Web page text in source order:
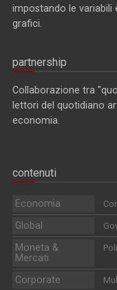
impostando le variabili
grafici.
partnership
Collaborazione tra
lettori del quotidiano
economia.
contenuti
Economia
Global
Moneta &
Mercati
Corporate